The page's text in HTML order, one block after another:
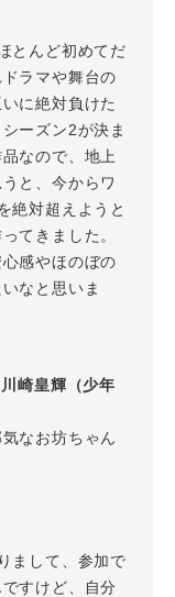
とんど初めてだ
ラマや舞台の
に絶対負けた
ーズン2が決ま
なので、地上
と、今からワ
絶対超えようと
てきました。
感やほのぼの
なと思いま
崎皇輝（少年
なお坊ちゃん
まして、参加で
すけど、自分